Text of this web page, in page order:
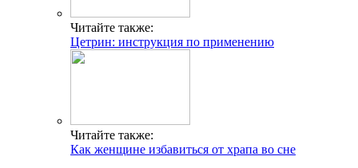
Читайте также:
Цетрин: инструкция по применению
Читайте также:
Как женщине избавиться от храпа во сне